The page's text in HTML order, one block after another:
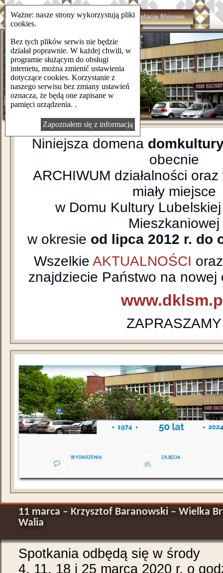
domkulturylsm.pl Kontakt Relacje filmowe
Niniejsza domena
obecnie
ARCHIWUM działalności
miały miejsce
w Domu Kultury Lubelskiej
Mieszkaniowej
w okresie od lipca 2012 r. do
WszelkieAKTUALNOŚCI
znajdziecie Państwo na nowej
ZAPRASZAMY
11 marca – Krzysztof Baranowski – Wielka
Walia
Spotkania odbędą się w środy
4, 11, 18 i 25 marca 2020 r. o
Ważne: nasze strony wykorzystują pliki
cookies.
Bez tych plików serwis nie będzie
działał poprawnie. W każdej chwili, w
programie służącym do obsługi
internetu, można zmienić ustawienia
dotyczące cookies. Korzystanie z
naszego serwisu bez zmiany ustawień
oznacza, że będą one zapisane w
pamięci urządzenia. .
Zapoznałem się z informacją